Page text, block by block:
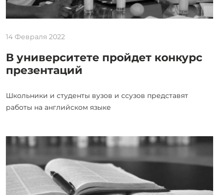
14 Февраля 2022
В университете пройдет конкурс
презентаций
Школьники и студенты вузов и ссузов представят
работы на английском языке